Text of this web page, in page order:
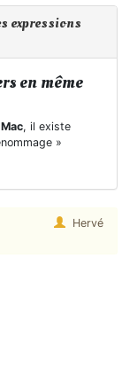
expressions
en même
, il existe
»
Hervé